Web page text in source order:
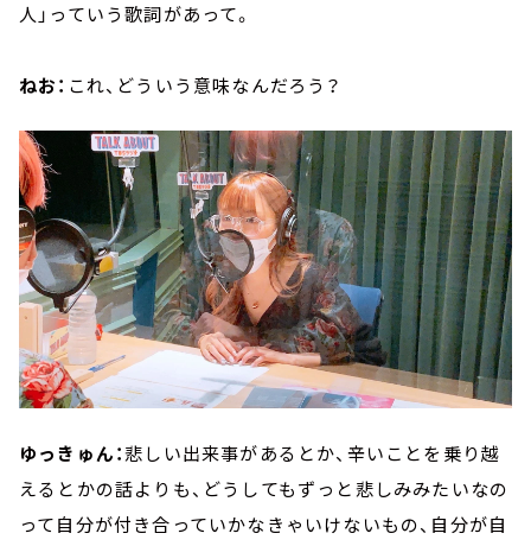
人」っていう歌詞があって。
ねお： これ、どういう意味なんだろう？
ゆっきゅん：悲しい出来事があるとか、辛いことを乗り越
えるとかの話よりも、どうしてもずっと悲しみみたいなの
って自分が付き合っていかなきゃいけないもの、自分が自